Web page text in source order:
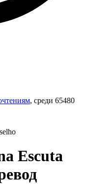
, среди 65480
Escuta